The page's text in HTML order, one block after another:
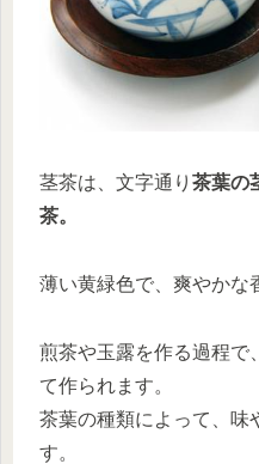
茎茶は、文字通り 茶葉の
茶。
薄い黄緑色で、爽やかな
煎茶や玉露を作る過程で
て作られます。
茶葉の種類によって、味
す。